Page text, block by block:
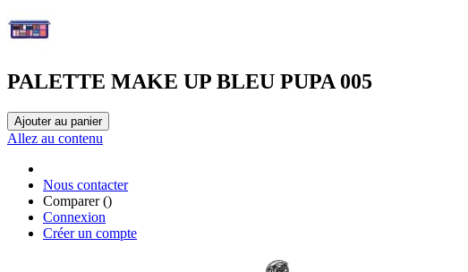
PALETTE MAKE UP BLEU PUPA 005
Ajouter au panier
Allez au contenu
Nous contacter
Comparer ()
Connexion
Créer un compte